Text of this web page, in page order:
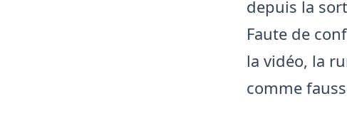
depuis la
Faute de
la vidéo, la
comme